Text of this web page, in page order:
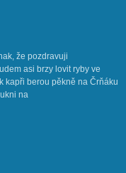
že pozdravuji
asi brzy lovit ryby ve
kapři berou pěkně na Črňáku
na